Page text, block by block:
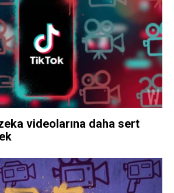
videolarına daha sert